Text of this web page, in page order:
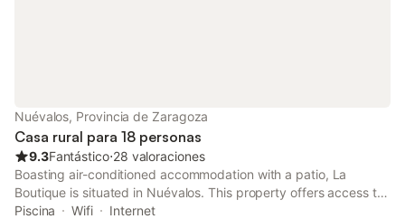
Nuévalos, Provincia de Zaragoza
Casa rural para 18 personas
9.3Fantástico⋅28 valoraciones
Boasting air-conditioned accommodation with a patio, La
Boutique is situated in Nuévalos. This property offers access to
a balcony, free private parking and free WiFi. The property is
Piscina Wifi
Internet